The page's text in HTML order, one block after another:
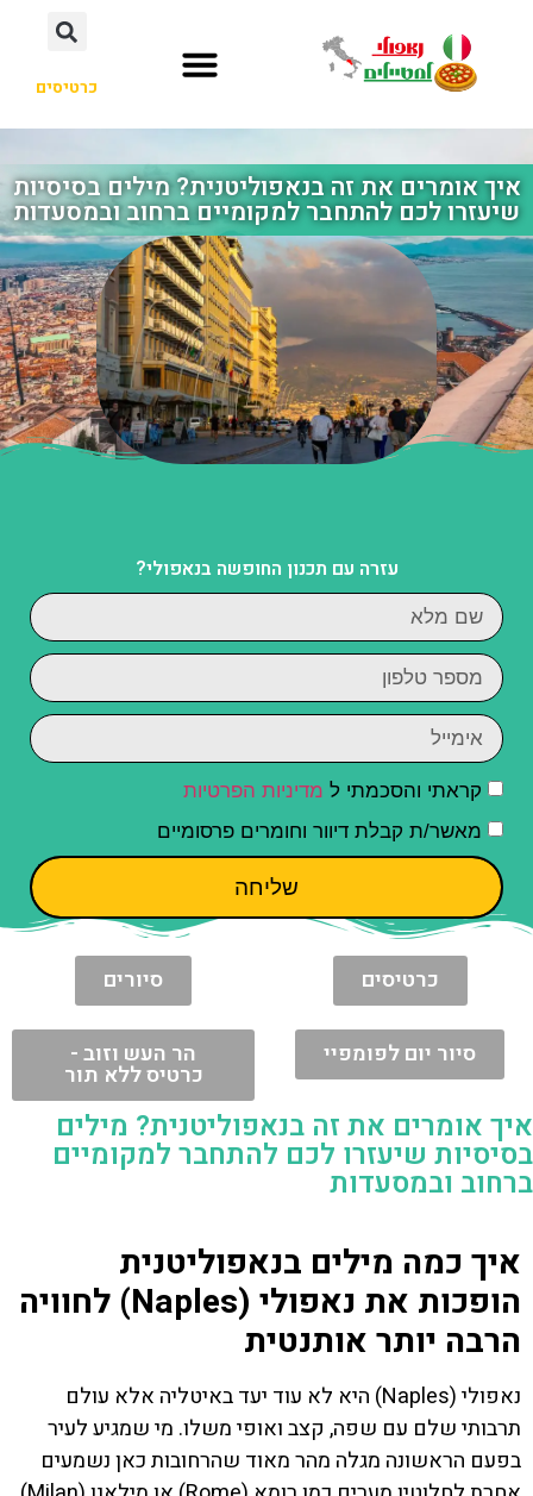
כרטיסים
איך אומרים את זה בנאפוליטנית? מילים בסיסיות
שיעזרו לכם להתחבר למקומיים ברחוב ובמסעדות
עזרה עם תכנון החופשה בנאפולי?
קראתי והסכמתי ל מדיניות הפרטיות
מאשר/ת קבלת דיוור וחומרים פרסומיים
שליחה
כרטיסים סיורים
סיור יום לפומפיי הר העש וזוב -
כרטיס ללא תור
איך אומרים את זה בנאפוליטנית? מילים
בסיסיות שיעזרו לכם להתחבר למקומיים
ברחוב ובמסעדות
איך כמה מילים בנאפוליטנית
הופכות את נאפולי (Naples) לחוויה
הרבה יותר אותנטית
נאפולי (Naples) היא לא עוד יעד באיטליה אלא עולם
תרבותי שלם עם שפה, קצב ואופי משלו. מי שמגיע לעיר
בפעם הראשונה מגלה מהר מאוד שהרחובות כאן נשמעים